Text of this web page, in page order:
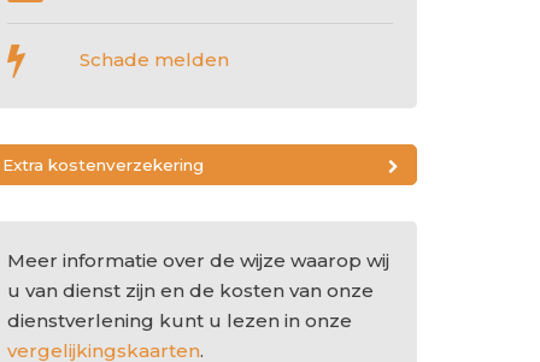
Schade melden
Extra kostenverzekering
Meer informatie over de wijze waarop wij
u van dienst zijn en de kosten van onze
dienstverlening kunt u lezen in onze
vergelijkingskaarten.